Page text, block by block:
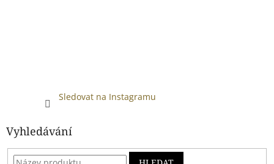
Sledovat na Instagramu
Vyhledávání